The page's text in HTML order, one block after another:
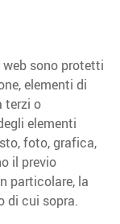
sono protetti
elementi di
terzi o
elementi
foto, grafica,
il previo
particolare, la
di cui sopra.